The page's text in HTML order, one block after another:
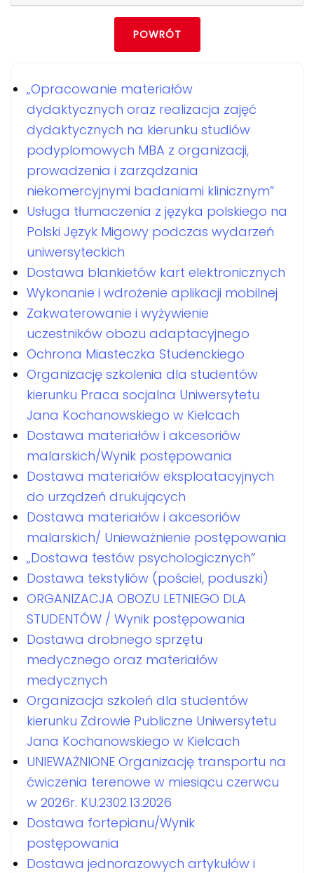
POWRÓT
„Opracowanie materiałów
dydaktycznych oraz realizacja zajęć
dydaktycznych na kierunku studiów
podyplomowych MBA z organizacji,
prowadzenia i zarządzania
niekomercyjnymi badaniami klinicznym”
Usługa tłumaczenia z języka polskiego na
Polski Język Migowy podczas wydarzeń
uniwersyteckich
Dostawa blankietów kart elektronicznych
Wykonanie i wdrożenie aplikacji mobilnej
Zakwaterowanie i wyżywienie
uczestników obozu adaptacyjnego
Ochrona Miasteczka Studenckiego
Organizację szkolenia dla studentów
kierunku Praca socjalna Uniwersytetu
Jana Kochanowskiego w Kielcach
Dostawa materiałów i akcesoriów
malarskich/Wynik postępowania
Dostawa materiałów eksploatacyjnych
do urządzeń drukujących
Dostawa materiałów i akcesoriów
malarskich/ Unieważnienie postępowania
„Dostawa testów psychologicznych”
Dostawa tekstyliów (pościel, poduszki)
ORGANIZACJA OBOZU LETNIEGO DLA
STUDENTÓW / Wynik postępowania
Dostawa drobnego sprzętu
medycznego oraz materiałów
medycznych
Organizacja szkoleń dla studentów
kierunku Zdrowie Publiczne Uniwersytetu
Jana Kochanowskiego w Kielcach
UNIEWAŻNIONE Organizację transportu na
ćwiczenia terenowe w miesiącu czerwcu
w 2026r. KU.2302.13.2026
Dostawa fortepianu/Wynik
postępowania
Dostawa jednorazowych artykułów i